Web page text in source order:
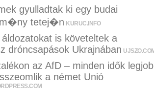
gyulladtak ki egy budai
tetej�n KURUC.INFO
áldozatokat is követeltek a
dróncsapások Ukrajnában
az AfD – minden idők
a német Unió